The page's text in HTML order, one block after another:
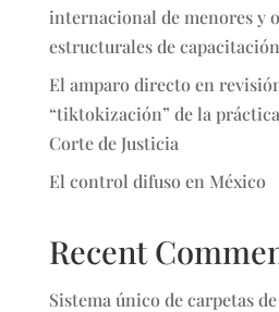
internacional de menores y
estructurales de
El amparo directo en
“tiktokización” de la
Corte de Justicia
El control difuso en México
Recent
Sistema único de carpetas